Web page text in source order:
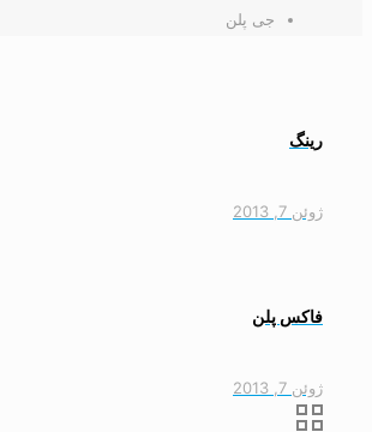
جی پلن
رینگ
ژوئن 7, 2013
فاکس پلن
ژوئن 7, 2013